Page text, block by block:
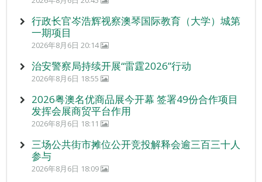
行政长官岑浩辉视察澳琴国际教育（大学）城第
一期项目
2026年8月6日 20:14
治安警察局持续开展“雷霆2026”行动
2026年8月6日 18:55
2026粤澳名优商品展今开幕 签署49份合作项目
发挥会展商贸平台作用
2026年8月6日 18:11
三场公共街市摊位公开竞投解释会逾三百三十人
参与
2026年8月6日 18:09